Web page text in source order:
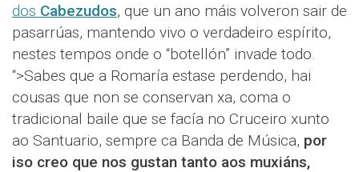
dos Cabezudos, que un ano máis volveron sair de
pasarrúas, mantendo vivo o verdadeiro espírito,
nestes tempos onde o “botellón” invade todo.
“>Sabes que a Romaría estase perdendo, hai
cousas que non se conservan xa, coma o
tradicional baile que se facía no Cruceiro xunto
ao Santuario, sempre ca Banda de Música, por
iso creo que nos gustan tanto aos muxiáns,